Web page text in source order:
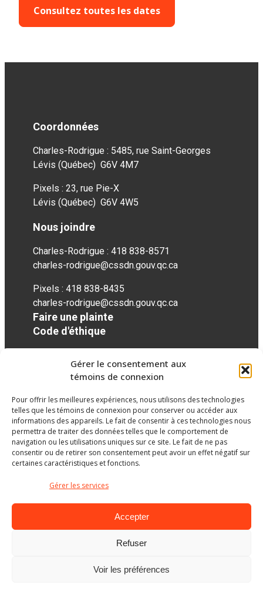
Gérer le consentement aux
témoins de connexion
Pour offrir les meilleures expériences, nous utilisons des technologies
telles que les témoins de connexion pour conserver ou accéder aux
informations des appareils. Le fait de consentir à ces technologies nous
permettra de traiter des données telles que le comportement de
navigation ou les utilisations uniques sur ce site. Le fait de ne pas
consentir ou de retirer son consentement peut avoir un effet négatif sur
certaines caractéristiques et fonctions.
Gérer les services
Accepter
Refuser
Voir les préférences
Consultez toutes les dates
Coordonnées
Charles-Rodrigue : 5485, rue Saint-Georges
Lévis (Québec) G6V 4M7
Pixels : 23, rue Pie-X
Lévis (Québec) G6V 4W5
Nous joindre
Charles-Rodrigue : 418 838-8571
charles-rodrigue@cssdn.gouv.qc.ca
Pixels : 418 838-8435
charles-rodrigue@cssdn.gouv.qc.ca
Faire une plainte
Code d'éthique
Réseaux sociaux
facebook
Ministère de l’Éducation